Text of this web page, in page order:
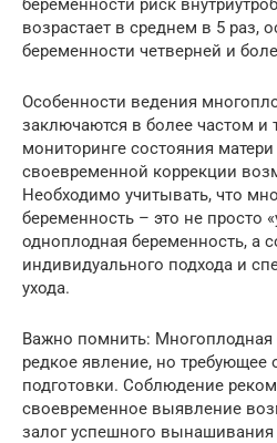
беременности риск
возрастает в среднем в 5 раз,
беременности четверней и
Особенности ведения
заключаются в более частом и
мониторинге состояния
своевременной коррекции
Необходимо учитывать, что
беременность – это не просто
одноплодная беременность, а
индивидуального подхода и
ухода.
Важно помнить: Многоплодная
редкое явление, но требующее
подготовки. Соблюдение
своевременное выявление
залог успешного